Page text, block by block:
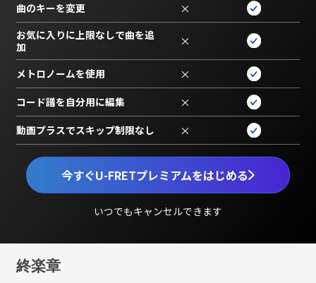
今すぐU-FRETプレミアムをはじめる
いつでもキャンセルできます
曲のキーを変更 ×
お気に入りに上限なしで曲を追
加
×
メトロノームを使用 ×
コード譜を自分用に編集 ×
動画プラスでスキップ制限なし ×
終楽章